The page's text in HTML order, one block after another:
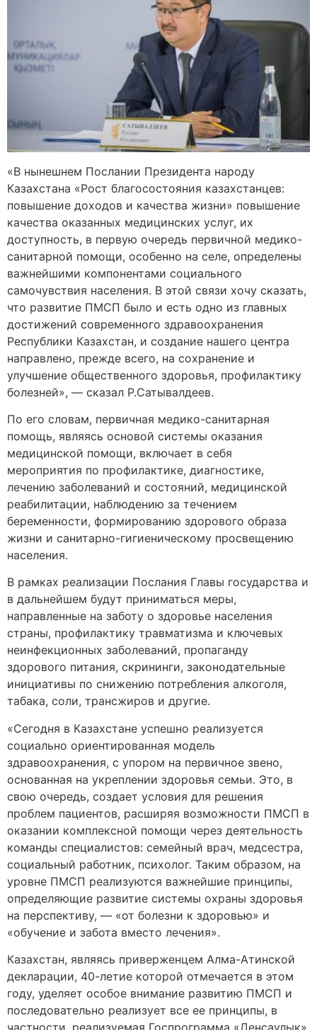
«В нынешнем Послании Президента народу
Казахстана «Рост благосостояния казахстанцев:
повышение доходов и качества жизни» повышение
качества оказанных медицинских услуг, их
доступность, в первую очередь первичной медико-
санитарной помощи, особенно на селе, определены
важнейшими компонентами социального
самочувствия населения. В этой связи хочу сказать,
что развитие ПМСП было и есть одно из главных
достижений современного здравоохранения
Республики Казахстан, и создание нашего центра
направлено, прежде всего, на сохранение и
улучшение общественного здоровья, профилактику
болезней», — сказал Р.Сатывалдеев.
По его словам, первичная медико-санитарная
помощь, являясь основой системы оказания
медицинской помощи, включает в себя
мероприятия по профилактике, диагностике,
лечению заболеваний и состояний, медицинской
реабилитации, наблюдению за течением
беременности, формированию здорового образа
жизни и санитарно-гигиеническому просвещению
населения.
В рамках реализации Послания Главы государства и
в дальнейшем будут приниматься меры,
направленные на заботу о здоровье населения
страны, профилактику травматизма и ключевых
неинфекционных заболеваний, пропаганду
здорового питания, скрининги, законодательные
инициативы по снижению потребления алкоголя,
табака, соли, трансжиров и другие.
«Сегодня в Казахстане успешно реализуется
социально ориентированная модель
здравоохранения, с упором на первичное звено,
основанная на укреплении здоровья семьи. Это, в
свою очередь, создает условия для решения
проблем пациентов, расширяя возможности ПМСП в
оказании комплексной помощи через деятельность
команды специалистов: семейный врач, медсестра,
социальный работник, психолог. Таким образом, на
уровне ПМСП реализуются важнейшие принципы,
определяющие развитие системы охраны здоровья
на перспективу, — «от болезни к здоровью» и
«обучение и забота вместо лечения».
Казахстан, являясь приверженцем Алма-Атинской
декларации, 40-летие которой отмечается в этом
году, уделяет особое внимание развитию ПМСП и
последовательно реализует все ее принципы, в